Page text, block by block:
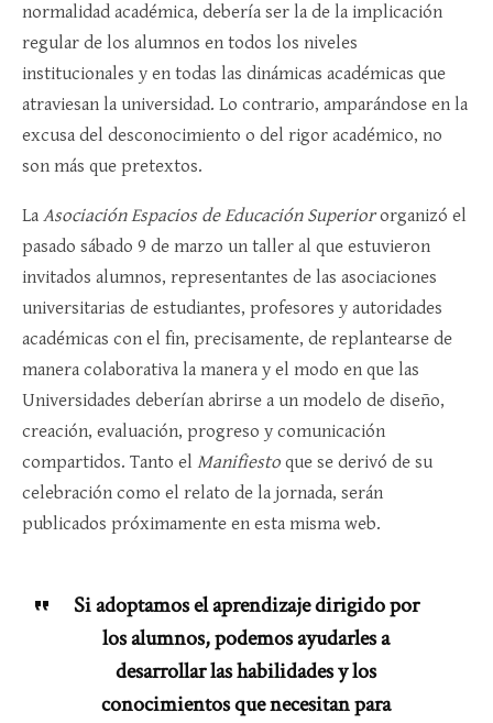
normalidad académica, debería ser la de la implicación
regular de los alumnos en todos los niveles
institucionales y en todas las dinámicas académicas que
atraviesan la universidad. Lo contrario, amparándose en la
excusa del desconocimiento o del rigor académico, no
son más que pretextos.
La Asociación Espacios de Educación Superiororganizó el
pasado sábado 9 de marzo un taller al que estuvieron
invitados alumnos, representantes de las asociaciones
universitarias de estudiantes, profesores y autoridades
académicas con el fin, precisamente, de replantearse de
manera colaborativa la manera y el modo en que las
Universidades deberían abrirse a un modelo de diseño,
creación, evaluación, progreso y comunicación
compartidos. Tanto el Manifiesto que se derivó de su
celebración como el relato de la jornada, serán
publicados próximamente en esta misma web.
Si adoptamos el aprendizaje dirigido por
los alumnos, podemos ayudarles a
desarrollar las habilidades y los
conocimientos que necesitan para